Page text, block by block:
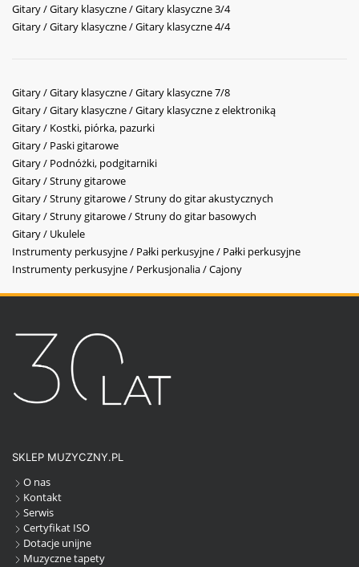
Gitary / Gitary klasyczne / Gitary klasyczne 3/4
Gitary / Gitary klasyczne / Gitary klasyczne 4/4
Gitary / Gitary klasyczne / Gitary klasyczne 7/8
Gitary / Gitary klasyczne / Gitary klasyczne z elektroniką
Gitary / Kostki, piórka, pazurki
Gitary / Paski gitarowe
Gitary / Podnóżki, podgitarniki
Gitary / Struny gitarowe
Gitary / Struny gitarowe / Struny do gitar akustycznych
Gitary / Struny gitarowe / Struny do gitar basowych
Gitary / Ukulele
Instrumenty perkusyjne / Pałki perkusyjne / Pałki perkusyjne
Instrumenty perkusyjne / Perkusjonalia / Cajony
SKLEP MUZYCZNY.PL
O nas
Kontakt
Serwis
Certyfikat ISO
Dotacje unijne
Muzyczne tapety